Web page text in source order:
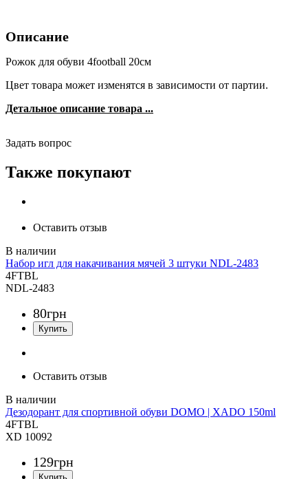
Описание
Рожок для обуви 4football 20см
Цвет товара может изменятся в зависимости от партии.
Детальное описание товара ...
Задать вопрос
Также покупают
Оставить отзыв
Набор игл для накачивания мячей 3 штуки NDL-2483
4FTBL
NDL-2483
80грн
Оставить отзыв
Дезодорант для спортивной обуви DOMO | XADO 150ml
4FTBL
XD 10092
129грн